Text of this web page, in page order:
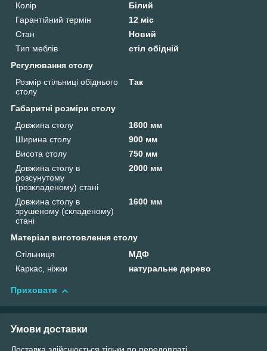
Колір
Білий
Гарантійний термін
12 міс
Стан
Новий
Тип меблів
стіл обідній
Регулювання столу
Розмір стільниці обіднього
столу
Так
Габаритні розміри столу
Довжина столу
1600 мм
Ширина столу
900 мм
Висота столу
750 мм
Довжина столу в
розсунутому
(розкладеному) стані
2000 мм
Довжина столу в
зрушеному (складеному)
стані
1600 мм
Матеріал виготовлення столу
Стільниця
МДФ
Каркас, ніжки
натуральне дерево
Приховати
Умови доставки